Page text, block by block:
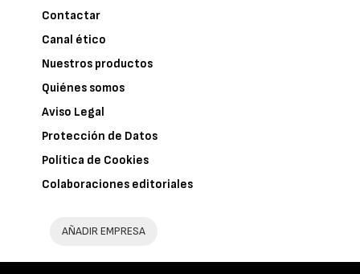
Contactar
Canal ético
Nuestros productos
Quiénes somos
Aviso Legal
Protección de Datos
Política de Cookies
Colaboraciones editoriales
AÑADIR EMPRESA